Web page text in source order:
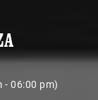
- 06:00 pm)